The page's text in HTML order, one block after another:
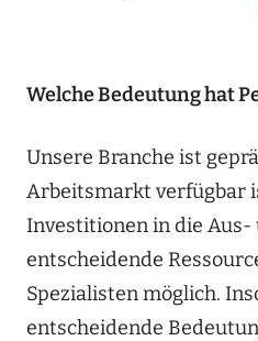
Welche Bedeutung hat
Unsere Branche ist
Arbeitsmarkt verfügbar
Investitionen in die
entscheidende
Spezialisten möglich.
entscheidende